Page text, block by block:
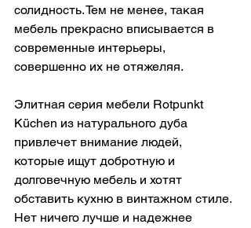
солидность. Тем не менее, такая
мебель прекрасно вписывается в
современные интерьеры,
совершенно их не отяжеляя.
Элитная серия мебели Rotpunkt
Küchen из натурального дуба
привлечет внимание людей,
которые ищут добротную и
долговечную мебель и хотят
обставить кухню в винтажном стиле.
Нет ничего лучше и надежнее